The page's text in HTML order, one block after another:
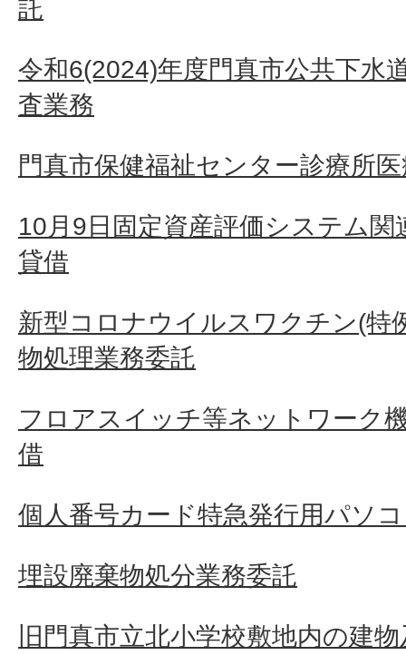
託
令和6(2024)年度門真市公共下水
査業務
門真市保健福祉センター診療所
10月9日固定資産評価システム
貸借
新型コロナウイルスワクチン(特
物処理業務委託
フロアスイッチ等ネットワーク
借
個人番号カード特急発行用パソ
埋設廃棄物処分業務委託
旧門真市立北小学校敷地内の建